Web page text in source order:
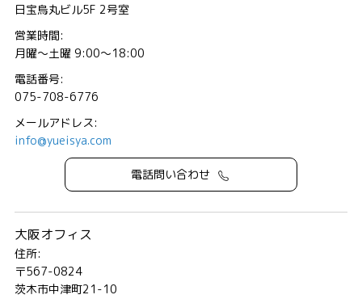
日宝烏丸ビル5F 2号室
営業時間:
月曜～土曜 9:00～18:00
電話番号:
075-708-6776
メールアドレス:
info@yueisya.com
電話問い合わせ
大阪オフィス
住所:
〒567-0824
茨木市中津町21-10